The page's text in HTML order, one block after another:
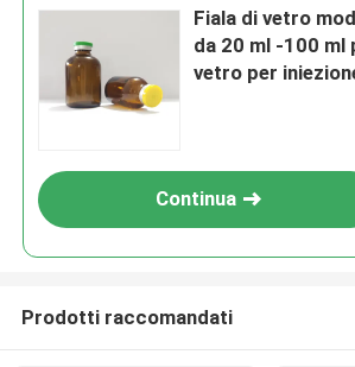
Fiala di vetro
da 20 ml -100 ml
vetro per
Continua
Prodotti raccomandati